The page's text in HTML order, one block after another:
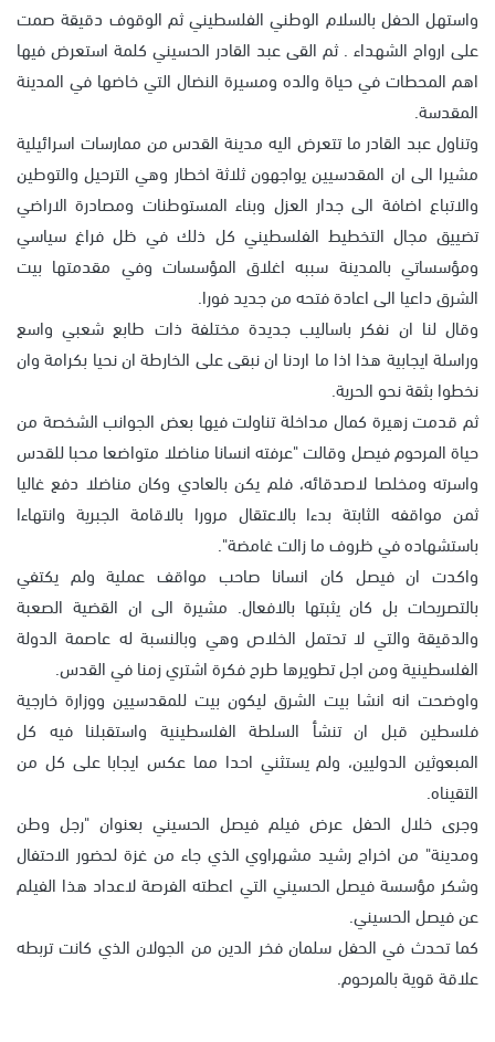
واستهل الحفل بالسلام الوطني الفلسطيني ثم الوقوف دقيقة صمت
على ارواح الشهداء . ثم القى عبد القادر الحسيني كلمة استعرض فيها
اهم المحطات في حياة والده ومسيرة النضال التي خاضها في المدينة
المقدسة.
وتناول عبد القادر ما تتعرض اليه مدينة القدس من ممارسات اسرائيلية
مشيرا الى ان المقدسيين يواجهون ثلاثة اخطار وهي الترحيل والتوطين
والاتباع اضافة الى جدار العزل وبناء المستوطنات ومصادرة الاراضي
تضييق مجال التخطيط الفلسطيني كل ذلك في ظل فراغ سياسي
ومؤسساتي بالمدينة سببه اغلاق المؤسسات وفي مقدمتها بيت
الشرق داعيا الى اعادة فتحه من جديد فورا.
وقال لنا ان نفكر باساليب جديدة مختلفة ذات طابع شعبي واسع
وراسلة ايجابية هذا اذا ما اردنا ان نبقى على الخارطة ان نحيا بكرامة وان
نخطوا بثقة نحو الحرية.
ثم قدمت زهيرة كمال مداخلة تناولت فيها بعض الجوانب الشخصة من
حياة المرحوم فيصل وقالت "عرفته انسانا مناضلا متواضعا محبا للقدس
واسرته ومخلصا لاصدقائه، فلم يكن بالعادي وكان مناضلا دفع غاليا
ثمن مواقفه الثابتة بدءا بالاعتقال مرورا بالاقامة الجبرية وانتهاءا
باستشهاده في ظروف ما زالت غامضة".
واكدت ان فيصل كان انسانا صاحب مواقف عملية ولم يكتفي
بالتصريحات بل كان يثبتها بالافعال. مشيرة الى ان القضية الصعبة
والدقيقة والتي لا تحتمل الخلاص وهي وبالنسبة له عاصمة الدولة
الفلسطينية ومن اجل تطويرها طرح فكرة اشتري زمنا في القدس.
واوضحت انه انشا بيت الشرق ليكون بيت للمقدسيين ووزارة خارجية
فلسطين قبل ان تنشأ السلطة الفلسطينية واستقبلنا فيه كل
المبعوثين الدوليين، ولم يستثني احدا مما عكس ايجابا على كل من
التقيناه.
وجرى خلال الحفل عرض فيلم فيصل الحسيني بعنوان "رجل وطن
ومدينة" من اخراج رشيد مشهراوي الذي جاء من غزة لحضور الاحتفال
وشكر مؤسسة فيصل الحسيني التي اعطته الفرصة لاعداد هذا الفيلم
عن فيصل الحسيني.
كما تحدث في الحفل سلمان فخر الدين من الجولان الذي كانت تربطه
علاقة قوية بالمرحوم.